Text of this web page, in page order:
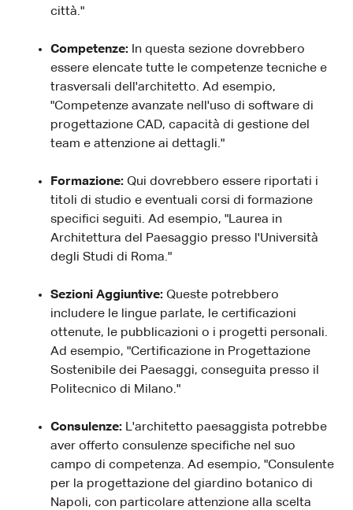
città."
Competenze: In questa sezione dovrebbero
essere elencate tutte le competenze tecniche e
trasversali dell'architetto. Ad esempio,
"Competenze avanzate nell'uso di software di
progettazione CAD, capacità di gestione del
team e attenzione ai dettagli."
Formazione: Qui dovrebbero essere riportati i
titoli di studio e eventuali corsi di formazione
specifici seguiti. Ad esempio, "Laurea in
Architettura del Paesaggio presso l'Università
degli Studi di Roma."
Sezioni Aggiuntive: Queste potrebbero
includere le lingue parlate, le certificazioni
ottenute, le pubblicazioni o i progetti personali.
Ad esempio, "Certificazione in Progettazione
Sostenibile dei Paesaggi, conseguita presso il
Politecnico di Milano."
Consulenze: L'architetto paesaggista potrebbe
aver offerto consulenze specifiche nel suo
campo di competenza. Ad esempio, "Consulente
per la progettazione del giardino botanico di
Napoli, con particolare attenzione alla scelta